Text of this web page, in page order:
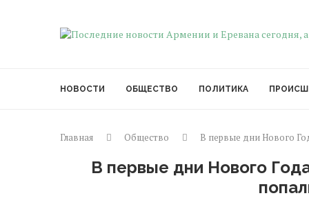
НОВОСТИ ОБЩЕСТВО ПОЛИТИКА
Главная Общество В первые дни Нового
В первые дни Нового